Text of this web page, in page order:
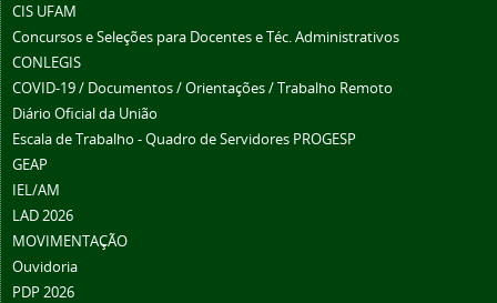
CIS UFAM
Concursos e Seleções para Docentes e Téc. Administrativos
CONLEGIS
COVID-19 / Documentos / Orientações / Trabalho Remoto
Diário Oficial da União
Escala de Trabalho - Quadro de Servidores PROGESP
GEAP
IEL/AM
LAD 2026
MOVIMENTAÇÃO
Ouvidoria
PDP 2026